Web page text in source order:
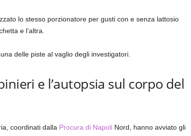
lo stesso porzionatore per gusti con e senza lattosio
e l’altra.
delle piste al vaglio degli investigatori.
e l’autopsia sul corpo del
coordinati dalla Procura di NapoliNord, hanno avviato gli